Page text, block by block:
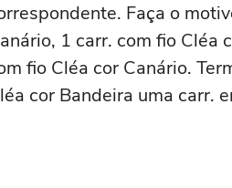
Faça o
1 carr. com fio Cléa
fio Cléa cor Canário.
cor Bandeira uma carr.